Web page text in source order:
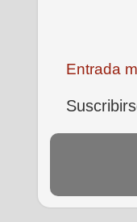
Entrada